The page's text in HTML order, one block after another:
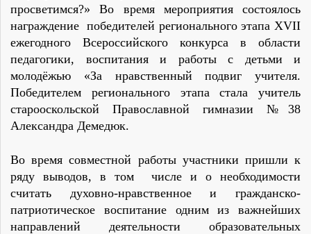
просветимся?» Во время мероприятия состоялось
награждение победителей регионального этапа XVII
ежегодного Всероссийского конкурса в области
педагогики, воспитания и работы с детьми и
молодёжью «За нравственный подвиг учителя.
Победителем регионального этапа стала учитель
старооскольской Православной гимназии №38
Александра Демедюк.
Во время совместной работы участники пришли к
ряду выводов, в том числе и о необходимости
считать духовно-нравственное и гражданско-
патриотическое воспитание одним из важнейших
направлений деятельности образовательных